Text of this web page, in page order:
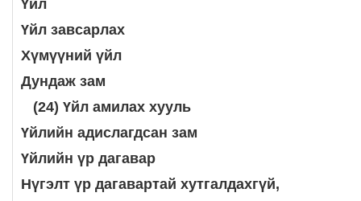
Үйл
Үйл завсарлах
Хүмүүний үйл
Дундаж зам
(24) Үйл амилах хууль
Үйлийн адислагдсан зам
Үйлийн үр дагавар
Нүгэлт үр дагавартай хутгалдахгүй,